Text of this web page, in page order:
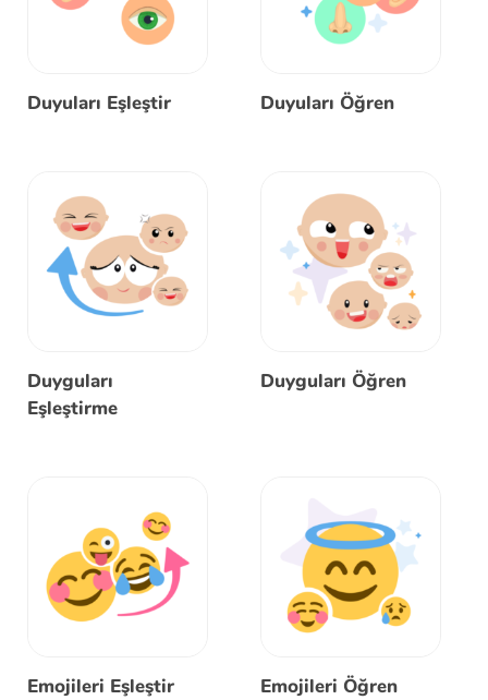
Duyuları Eşleştir Duyuları Öğren
Duyguları
Eşleştirme
Duyguları Öğren
Emojileri Eşleştir Emojileri Öğren